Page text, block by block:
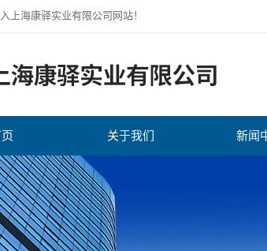
上海康驿实业有限公司网站！
关于我们 新闻